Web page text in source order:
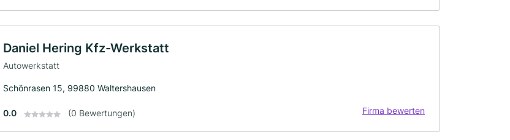
Daniel Hering Kfz-Werkstatt
Autowerkstatt
Schönrasen 15, 99880 Waltershausen
0.0 (0 Bewertungen) Firma bewerten